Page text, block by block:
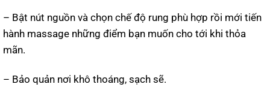
– Bật nút nguồn và chọn chế độ rung phù hợp rồi mới tiến
hành massage những điểm bạn muốn cho tới khi thỏa
mãn.
– Bảo quản nơi khô thoáng, sạch sẽ.